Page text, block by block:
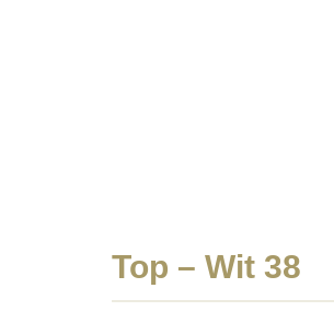
Top – Wit 38